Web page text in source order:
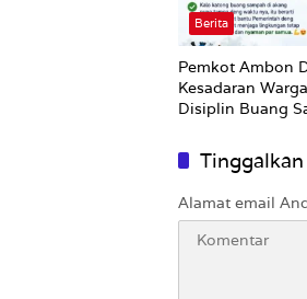
Berita
Pemkot Ambon
Kesadaran
Disiplin Buang
Tinggalkan
Alamat email